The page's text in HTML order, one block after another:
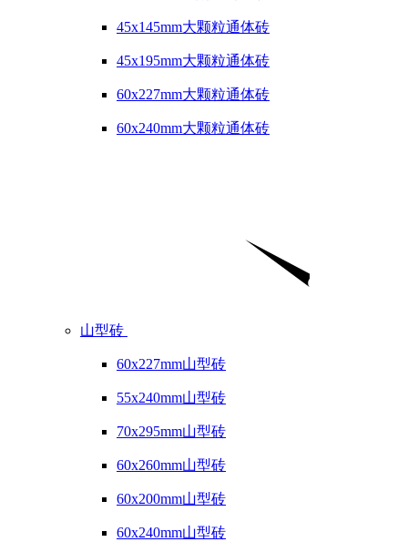
45x145mm大颗粒通体砖
45x195mm大颗粒通体砖
60x227mm大颗粒通体砖
60x240mm大颗粒通体砖
山型砖
60x227mm山型砖
55x240mm山型砖
70x295mm山型砖
60x260mm山型砖
60x200mm山型砖
60x240mm山型砖